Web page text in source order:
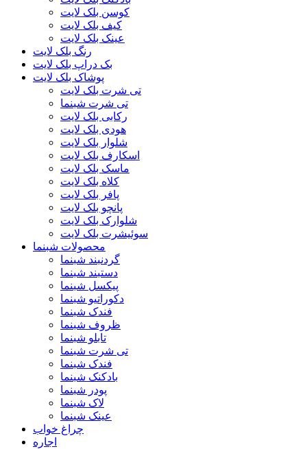
کوسن بلک لایت
کیف بلک لایت
عینک بلک لایت
رنگ بلک لایت
بک دراپ بلک لایت
پوشاک بلک لایت
تی شرت بلک لایت
تی شرت شبنما
رکابی بلک لایت
هودی بلک لایت
شلوار بلک لایت
اسکارف بلک لایت
ماسک بلک لایت
کلاه بلک لایت
پافر بلک لایت
پانچو بلک لایت
شلوارک بلک لایت
سوئیشرت بلک لایت
محصولات شبنما
گردنبند شبنما
دستبند شبنما
پیکسل شبنما
دکوراتیو شبنما
فندک شبنما
ظروف شبنما
تابلو شبنما
تی شرت شبنما
فندک شبنما
بادکنک شبنما
پودر شبنما
لاک شبنما
عینک شبنما
چراغ خواب
اجاره